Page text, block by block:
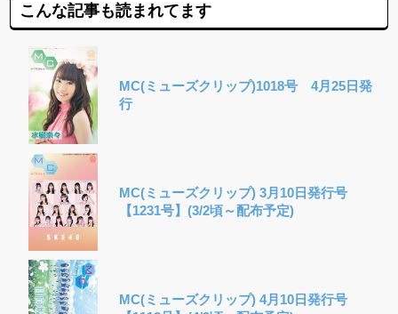
こんな記事も読まれてます
MC(ミューズクリップ)1018号 4月25日発
行
MC(ミューズクリップ) 3月10日発行号
【1231号】(3/2頃～配布予定)
MC(ミューズクリップ) 4月10日発行号